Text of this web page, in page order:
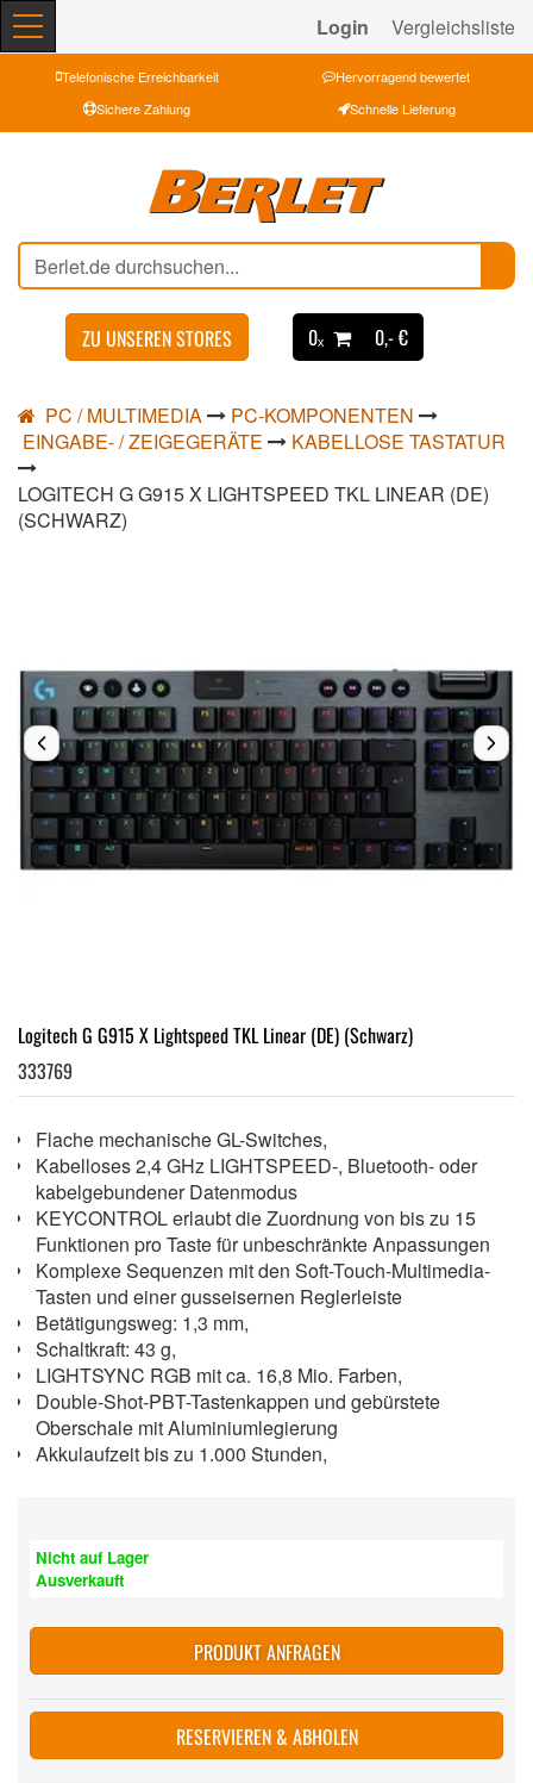
Login Vergleichsliste
Telefonische Erreichbarkeit
Hervorragend bewertet
Sichere Zahlung
Schnelle Lieferung
ZU UNSEREN STORES 0ₓ 0,- €
PC / MULTIMEDIA
PC-KOMPONENTEN
EINGABE- / ZEIGEGERÄTE
KABELLOSE TASTATUR
LOGITECH G G915 X LIGHTSPEED TKL LINEAR (DE)
(SCHWARZ)
Logitech G G915 X Lightspeed TKL Linear (DE) (Schwarz)
333769
Flache mechanische GL-Switches,
Kabelloses 2,4 GHz LIGHTSPEED-, Bluetooth- oder
kabelgebundener Datenmodus
KEYCONTROL erlaubt die Zuordnung von bis zu 15
Funktionen pro Taste für unbeschränkte Anpassungen
Komplexe Sequenzen mit den Soft-Touch-Multimedia-
Tasten und einer gusseisernen Reglerleiste
Betätigungsweg: 1,3 mm,
Schaltkraft: 43 g,
LIGHTSYNC RGB mit ca. 16,8 Mio. Farben,
Double-Shot-PBT-Tastenkappen und gebürstete
Oberschale mit Aluminiumlegierung
Akkulaufzeit bis zu 1.000 Stunden,
Nicht auf Lager
Ausverkauft
PRODUKT ANFRAGEN
RESERVIEREN & ABHOLEN